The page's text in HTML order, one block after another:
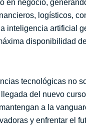
negocio,
logísticos,
inteligencia artificial
disponibilidad
tecnológicas no
del nuevo
a la
y enfrentar el